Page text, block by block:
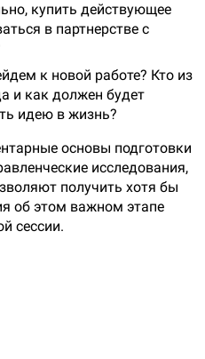
купить действующее
в партнерстве с
к новой работе? Кто из
и как должен будет
идею в жизнь?
основы подготовки
исследования,
получить хотя бы
об этом важном этапе
сессии.